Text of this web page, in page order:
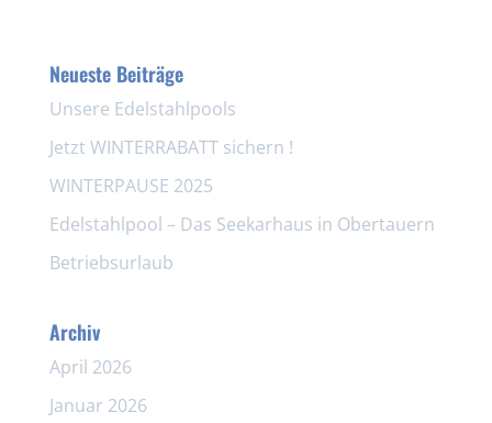
Neueste Beiträge
Unsere Edelstahlpools
Jetzt WINTERRABATT sichern !
WINTERPAUSE 2025
Edelstahlpool – Das Seekarhaus in Obertauern
Betriebsurlaub
Archiv
April 2026
Januar 2026